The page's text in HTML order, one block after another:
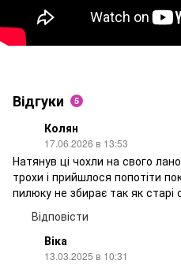
Відгуки 5
Колян
17.06.2026 в 13:53
Натянув ці чохли на свого
трохи і прийшлося попотіти
пилюку не збирає так як старі
Відповісти
Віка
13.03.2025 в 10:31